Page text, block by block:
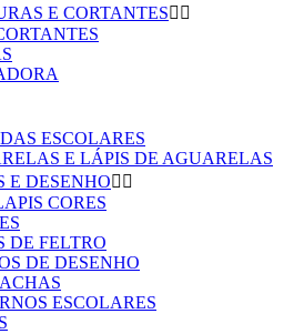
E CORTANTES 
ESCOLARES
E LÁPIS DE AGUARELAS
E DESENHO 
CORES
DE FELTRO
DE DESENHO
ESCOLARES